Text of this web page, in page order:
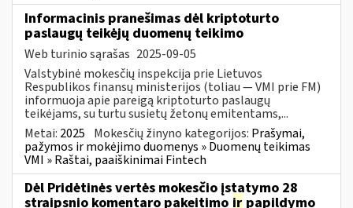
Informacinis pranešimas dėl kriptoturto
paslaugų teikėjų duomenų teikimo
Web turinio sąrašas 2025-09-05
Valstybinė mokesčių inspekcija prie Lietuvos
Respublikos finansų ministerijos (toliau — VMI prie FM)
informuoja apie pareigą kriptoturto paslaugų
teikėjams, su turtu susietų žetonų emitentams,...
Metai: 2025 Mokesčių žinyno kategorijos: Prašymai,
pažymos ir mokėjimo duomenys » Duomenų teikimas
VMI » Raštai, paaiškinimai Fintech
Dėl Pridėtinės vertės mokesčio įstatymo 28
straipsnio komentaro pakeitimo ir papildymo